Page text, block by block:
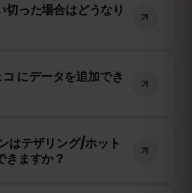
切った場合はどうなり
eSIMFOXのダッシュボ
タを追加購入して、引
にデータを追加でき
を追加できます。アカ
て、必要なデータ量を
はテザリング/ホット
きますか？